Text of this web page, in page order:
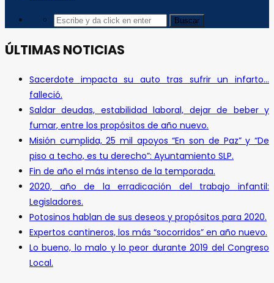
ÚLTIMAS NOTICIAS
Sacerdote impacta su auto tras sufrir un infarto…
falleció.
Saldar deudas, estabilidad laboral, dejar de beber y
fumar, entre los propósitos de año nuevo.
Misión cumplida, 25 mil apoyos “En son de Paz” y “De
piso a techo, es tu derecho”: Ayuntamiento SLP.
Fin de año el más intenso de la temporada.
2020, año de la erradicación del trabajo infantil:
Legisladores.
Potosinos hablan de sus deseos y propósitos para 2020.
Expertos cantineros, los más “socorridos” en año nuevo.
Lo bueno, lo malo y lo peor durante 2019 del Congreso
Local.